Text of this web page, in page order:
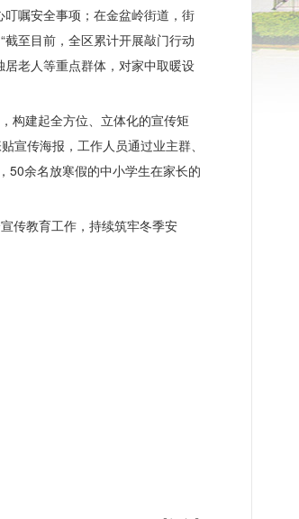
嘱安全事项；在金盆岭街道，街
至目前，全区累计开展敲门行动
老人等重点群体，对家中取暖设
构建起全方位、立体化的宣传矩
宣传海报，工作人员通过业主群、
50余名放寒假的中小学生在家长的
传教育工作，持续筑牢冬季安